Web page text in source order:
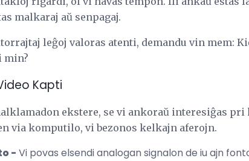
malkaraj aŭ senpagaj.
leĝoj valoras atenti, demandu vin mem:
min?
Kapti
ekstere, se vi ankoraŭ interesiĝas pri
via komputilo, vi bezonos kelkajn aferojn.
- Vi povas elsendi analogan signalon de iu ajn